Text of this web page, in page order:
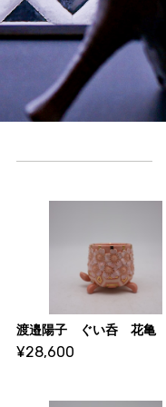
¥28,600